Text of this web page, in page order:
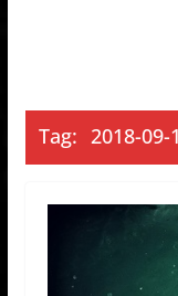
Tag: 2018-09-